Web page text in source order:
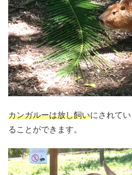
カンガルーは放し飼いにされて
ることができます。